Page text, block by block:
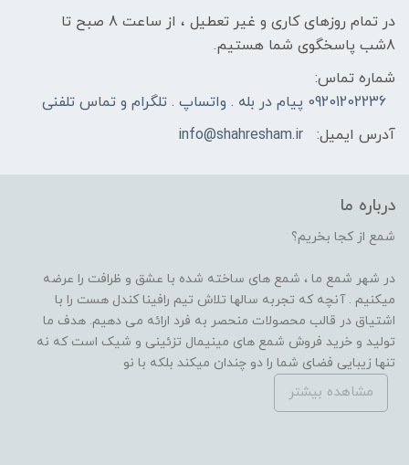
در تمام روزهای کاری و غیر تعطیل ، از ساعت 8 صبح تا
8شب پاسخگوی شما هستیم.
شماره تماس:
09201202236 پیام در بله . واتساپ . تلگرام و تماس تلفنی
آدرس ایمیل:
info@shahresham.ir
درباره ما
شمع از کجا بخریم؟
در شهر شمع ما ، شمع های ساخته شده با عشق و ظرافت را عرضه
میکنیم . آنچه که تجربه سالها تلاش تیم رافینا کندل هست را با
اشتیاق در قالب محصولات منحصر به فرد ارائه می دهیم. هدف ما
تولید و خرید فروش شمع های مینیمال تزئینی و شیک است که نه
تنها زیبایی فضای شما را دو چندان میکند بلکه با نو
مشاهده بیشتر